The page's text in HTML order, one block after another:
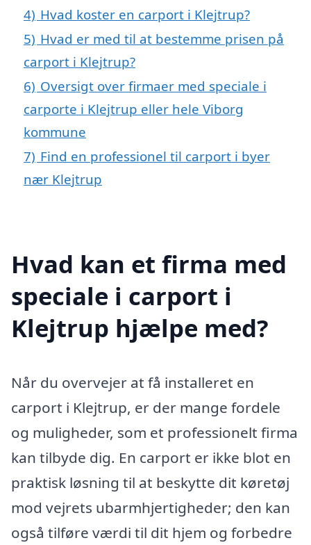
4) Hvad koster en carport i Klejtrup?
5) Hvad er med til at bestemme prisen på
carport i Klejtrup?
6) Oversigt over firmaer med speciale i
carporte i Klejtrup eller hele Viborg
kommune
7) Find en professionel til carport i byer
nær Klejtrup
Hvad kan et firma med
speciale i carport i
Klejtrup hjælpe med?
Når du overvejer at få installeret en
carport i Klejtrup, er der mange fordele
og muligheder, som et professionelt firma
kan tilbyde dig. En carport er ikke blot en
praktisk løsning til at beskytte dit køretøj
mod vejrets ubarmhjertigheder; den kan
også tilføre værdi til dit hjem og forbedre